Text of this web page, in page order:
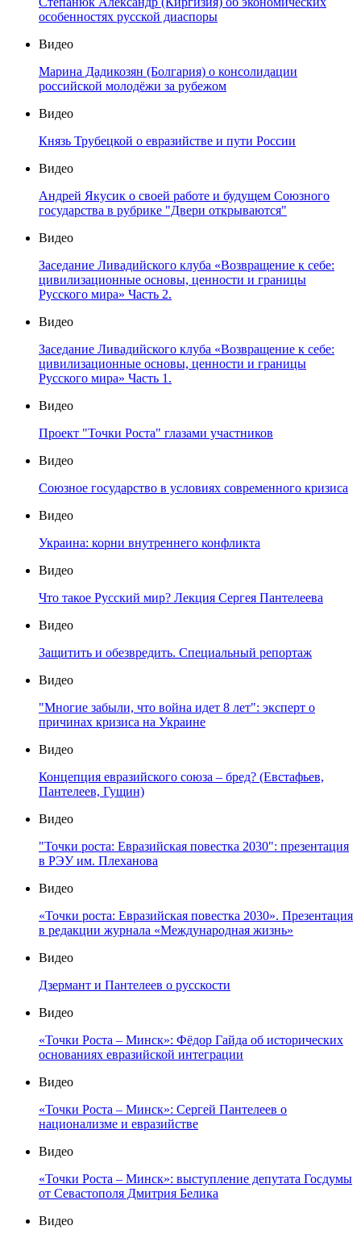
особенностях русской диаспоры
Видео
Марина Дадикозян (Болгария) о консолидации
российской молодёжи за рубежом
Видео
Князь Трубецкой о евразийстве и пути России
Видео
Андрей Якусик о своей работе и будущем Союзного
государства в рубрике "Двери открываются"
Видео
Заседание Ливадийского клуба «Возвращение к себе:
цивилизационные основы, ценности и границы
Русского мира» Часть 2.
Видео
Заседание Ливадийского клуба «Возвращение к себе:
цивилизационные основы, ценности и границы
Русского мира» Часть 1.
Видео
Проект "Точки Роста" глазами участников
Видео
Союзное государство в условиях современного кризиса
Видео
Украина: корни внутреннего конфликта
Видео
Что такое Русский мир? Лекция Сергея Пантелеева
Видео
Защитить и обезвредить. Специальный репортаж
Видео
"Многие забыли, что война идет 8 лет": эксперт о
причинах кризиса на Украине
Видео
Концепция евразийского союза – бред? (Евстафьев,
Пантелеев, Гущин)
Видео
"Точки роста: Евразийская повестка 2030": презентация
в РЭУ им. Плеханова
Видео
«Точки роста: Евразийская повестка 2030». Презентация
в редакции журнала «Международная жизнь»
Видео
Дзермант и Пантелеев о русскости
Видео
«Точки Роста – Минск»: Фёдор Гайда об исторических
основаниях евразийской интеграции
Видео
«Точки Роста – Минск»: Сергей Пантелеев о
национализме и евразийстве
Видео
«Точки Роста – Минск»: выступление депутата Госдумы
от Севастополя Дмитрия Белика
Видео